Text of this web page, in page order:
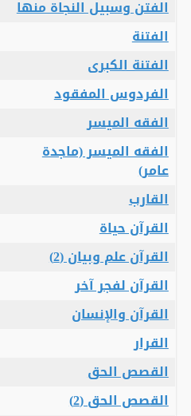
الفتن وسبيل النجاة منها
الفتنة
الفتنة الكبرى
الفردوس المفقود
الفقه الميسر
الفقه الميسر (ماجدة
عامر)
القارب
القرآن حياة
القرآن علم وبيان (2)
القرآن لفجر آخر
القرآن والإنسان
القرار
القصص الحق
القصص الحق (2)